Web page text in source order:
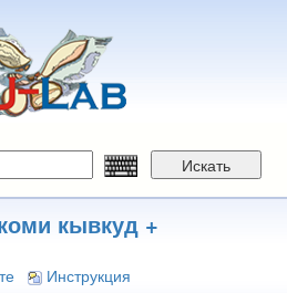
Искать
кывкуд +
Инструкция